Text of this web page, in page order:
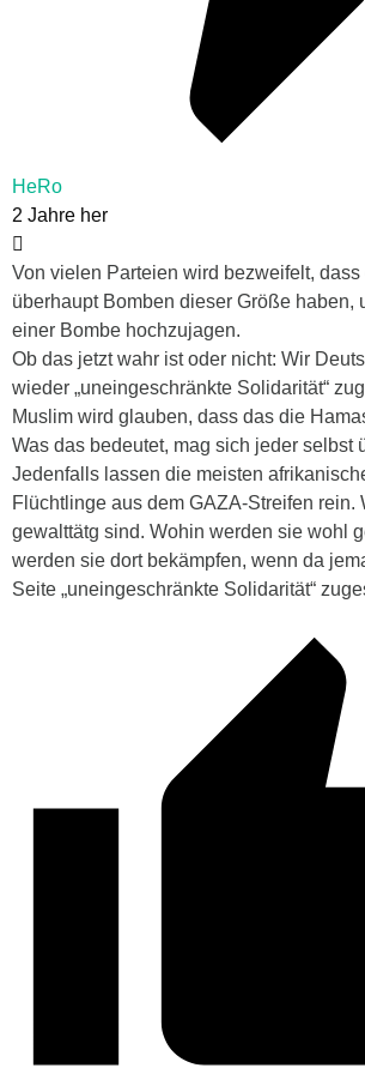
HeRo
2 Jahre her
Von vielen Parteien wird bezweifelt,
überhaupt Bomben dieser Größe haben,
einer Bombe hochzujagen.
Ob das jetzt wahr ist oder nicht: Wir
wieder „uneingeschränkte Solidarität“
Muslim wird glauben, dass das die
Was das bedeutet, mag sich jeder selbst
Jedenfalls lassen die meisten
Flüchtlinge aus dem GAZA-Streifen rein.
gewalttätg sind. Wohin werden sie wohl
werden sie dort bekämpfen, wenn da
Seite „uneingeschränkte Solidarität“